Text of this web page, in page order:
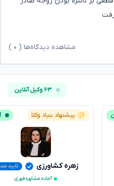
مشاهده دیدگاه‌ها ( ۰
۶۳ وکیل آنلاین
پیشنهاد بنیاد وکلا
زهره کشاورزی
تایید
آماده مشاوره فوری